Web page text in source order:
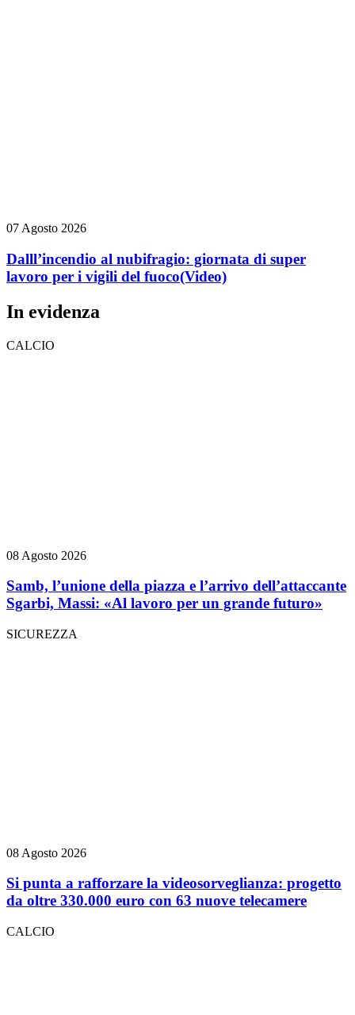
07 Agosto 2026
Dalll’incendio al nubifragio: giornata di super
lavoro per i vigili del fuoco(Video)
In evidenza
CALCIO
08 Agosto 2026
Samb, l’unione della piazza e l’arrivo dell’attaccante
Sgarbi, Massi: «Al lavoro per un grande futuro»
SICUREZZA
08 Agosto 2026
Si punta a rafforzare la videosorveglianza: progetto
da oltre 330.000 euro con 63 nuove telecamere
CALCIO